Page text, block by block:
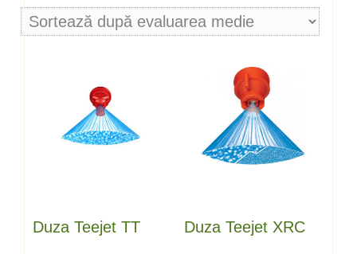
evaluarea
Duza Teejet TT Duza Teejet XRC